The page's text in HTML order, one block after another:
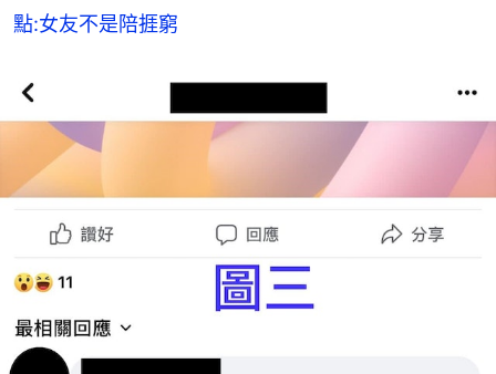
點:女友不是陪捱窮